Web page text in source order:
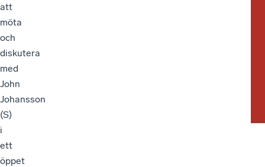
att
möta
och
diskutera
med
John
Johansson
(S)
i
ett
öppet